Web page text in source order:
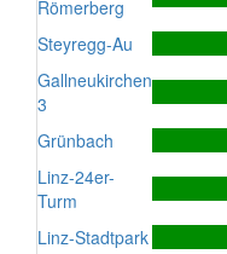
Römerberg
Steyregg-Au
Gallneukirchen
3
Grünbach
Linz-24er-
Turm
Linz-Stadtpark